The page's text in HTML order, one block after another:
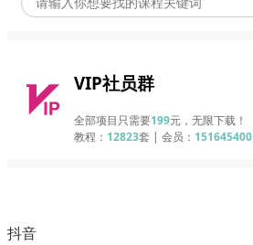
VIP社员群
全部项目只需要199元，无限下载！
教程： 12823套 | 会员： 151645400
抖音